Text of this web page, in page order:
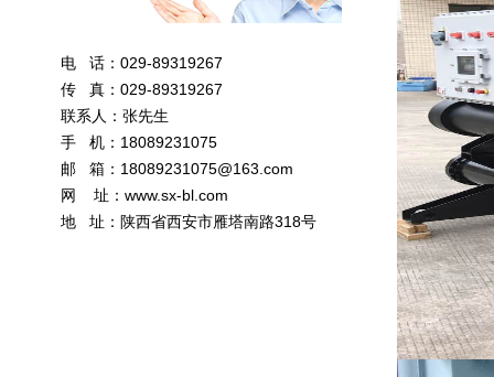
电 话：029-89319267
传 真：029-89319267
联系人：张先生
手 机：18089231075
邮 箱： 18089231075@163.com
网 址： www.sx-bl.com
地 址：陕西省西安市雁塔南路318号